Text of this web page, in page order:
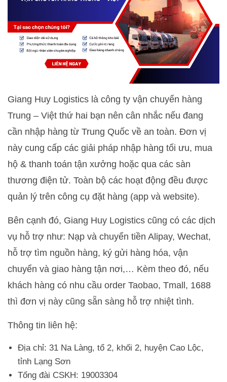
Giang Huy Logistics là công ty vận chuyển hàng
Trung – Việt thứ hai bạn nên cân nhắc nếu đang
cần nhập hàng từ Trung Quốc về an toàn. Đơn vị
này cung cấp các giải pháp nhập hàng tối ưu, mua
hộ & thanh toán tận xưởng hoặc qua các sàn
thương điện tử. Toàn bộ các hoạt động đều được
quản lý trên công cụ đặt hàng (app và website).
Bên cạnh đó, Giang Huy Logistics cũng có các dịch
vụ hỗ trợ như: Nạp và chuyển tiền Alipay, Wechat,
hỗ trợ tìm nguồn hàng, ký gửi hàng hóa, vận
chuyển và giao hàng tận nơi,… Kèm theo đó, nếu
khách hàng có nhu cầu order Taobao, Tmall, 1688
thì đơn vị này cũng sẵn sàng hỗ trợ nhiệt tình.
Thông tin liên hệ:
Địa chỉ: 31 Na Làng, tổ 2, khối 2, huyện Cao Lộc,
tỉnh Lạng Sơn
Tổng đài CSKH: 19003304